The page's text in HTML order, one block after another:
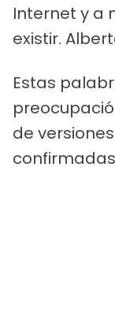
Internet y a
existir.
Estas
de